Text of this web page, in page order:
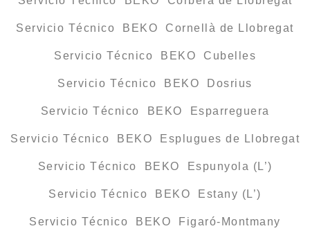
Servicio Técnico BEKO Cornellà de Llobregat
Servicio Técnico BEKO Cubelles
Servicio Técnico BEKO Dosrius
Servicio Técnico BEKO Esparreguera
Servicio Técnico BEKO Esplugues de Llobregat
Servicio Técnico BEKO Espunyola (L’)
Servicio Técnico BEKO Estany (L’)
Servicio Técnico BEKO Figaró-Montmany